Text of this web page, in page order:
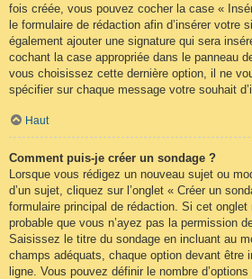
fois créée, vous pouvez cocher la case «
le formulaire de rédaction afin d’insérer votre
également ajouter une signature qui sera
cochant la case appropriée dans le panneau
vous choisissez cette dernière option, il ne
spécifier sur chaque message votre souhait
Haut
Comment puis-je créer un sondage ?
Lorsque vous rédigez un nouveau sujet ou
d’un sujet, cliquez sur l’onglet « Créer un
formulaire principal de rédaction. Si cet onglet
probable que vous n’ayez pas la permission
Saisissez le titre du sondage en incluant au
champs adéquats, chaque option devant être
ligne. Vous pouvez définir le nombre